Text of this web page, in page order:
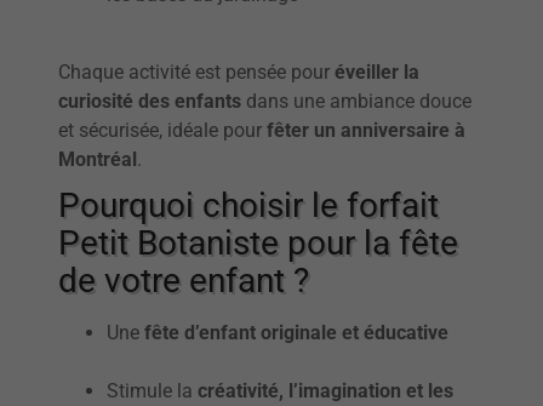
Chaque activité est pensée pour éveiller la
curiosité des enfants dans une ambiance douce
et sécurisée, idéale pour fêter un anniversaire à
Montréal .
Pourquoi choisir le forfait
Petit Botaniste pour la fête
de votre enfant ?
Une fête d’enfant originale et éducative
Stimule la créativité, l’imagination et les